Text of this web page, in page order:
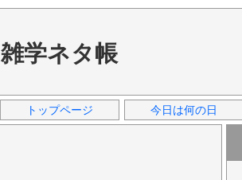
雑学ネタ帳
トップページ 今日は何の日